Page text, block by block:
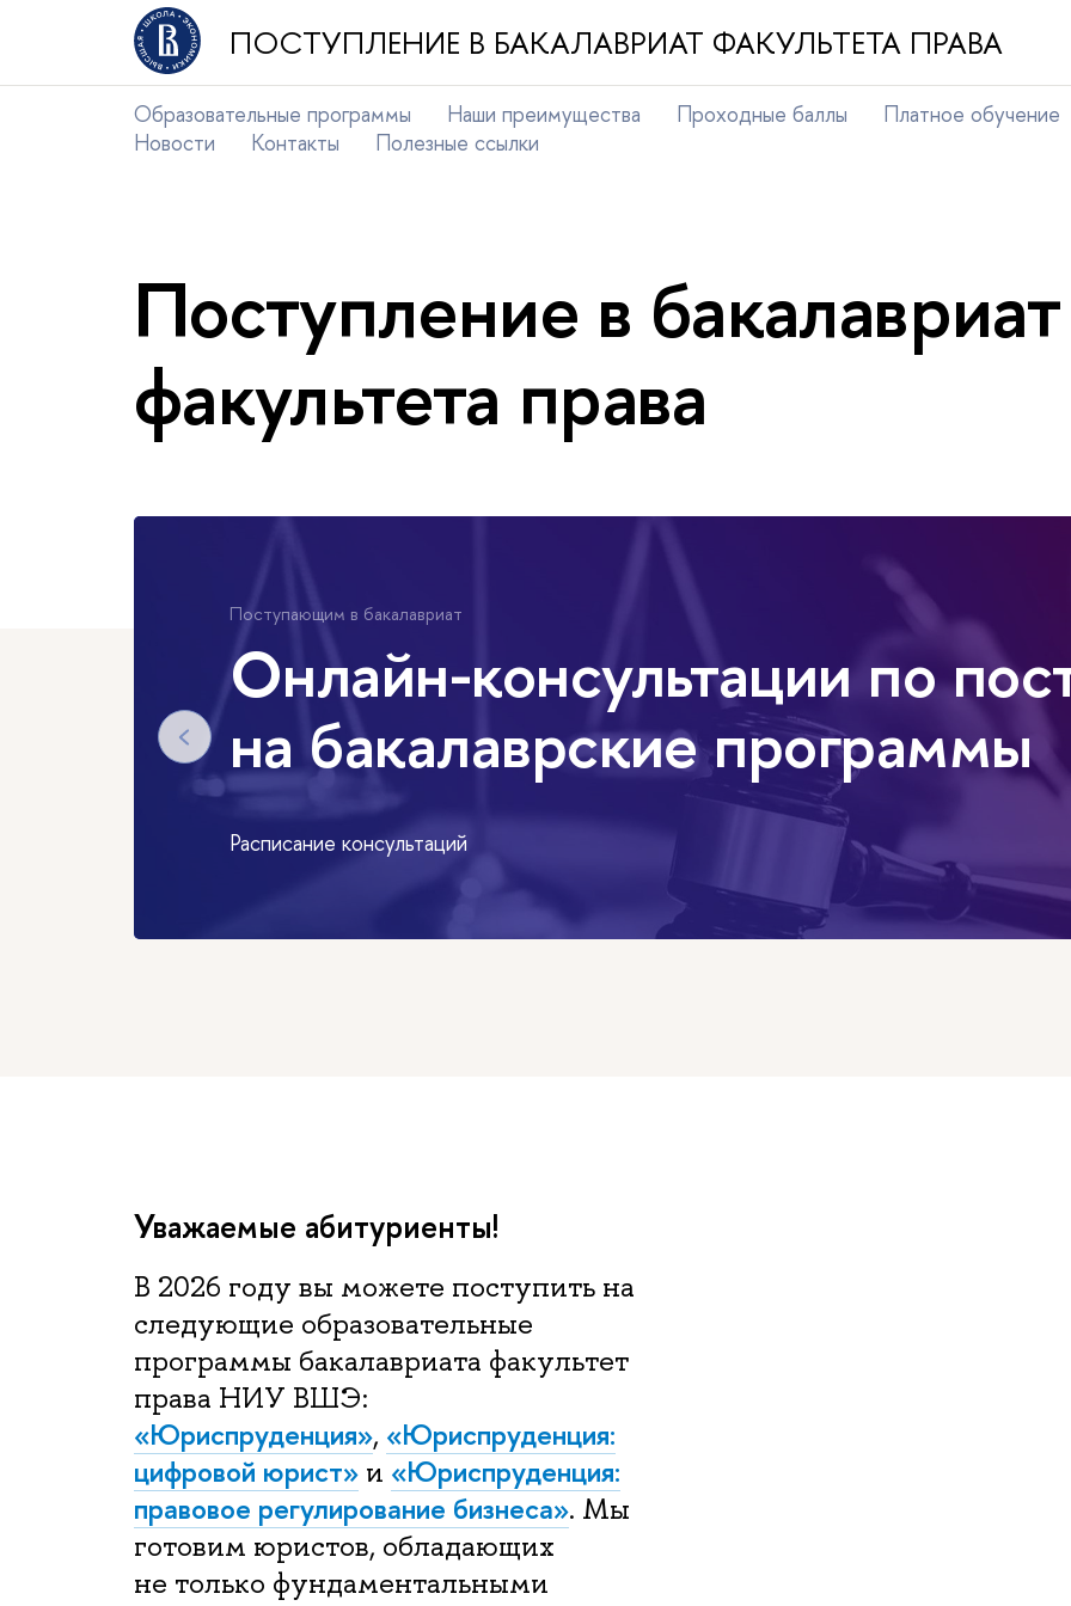
ПОСТУПЛЕНИЕ В БАКАЛАВРИАТ ФАКУЛЬТЕТА ПРАВА
Образовательные программы Наши преимущества Проходные баллы Платное обучение
Новости
Контакты Полезные ссылки
Поступление в бакалавриат
факультета права
Поступающим в бакалавриат
Онлайн-консультации по
на бакалаврские программы
Расписание консультаций
Уважаемые абитуриенты!
В 2026 году вы можете поступить на
следующие образовательные
программы бакалавриата факультет
права НИУ ВШЭ:
«Юриспруденция», «Юриспруденция:
цифровой юрист» и «Юриспруденция:
правовое регулирование бизнеса». Мы
готовим юристов, обладающих
не только фундаментальными